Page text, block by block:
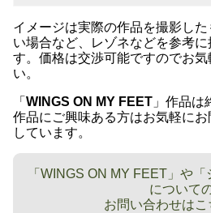
イメージは実際の作品を撮影し
い場合など、レゾネなどを参考
す。価格は交渉可能ですのでお
い。
「 WINGS ON MY FEET 」作品は
作品にご興味ある方はお気軽に
しています。
「WINGS ON MY FEET」や「
について
お問い合わせはこ